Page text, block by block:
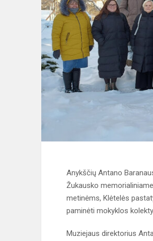
Anykščių Antano
Žukausko
metinėms, Klėtelės
paminėti mokyklos
Muziejaus direktorius